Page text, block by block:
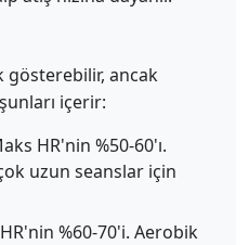
gösterebilir, ancak
içerir:
HR'nin %50-60'ı.
uzun seanslar için
%60-70'i. Aerobik